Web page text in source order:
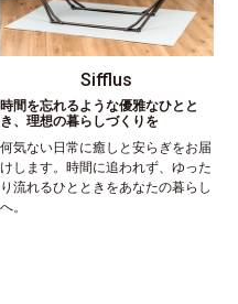
Sifflus
時間を忘れるような優雅なひとと
き、理想の暮らしづくりを
何気ない日常に癒しと安らぎをお届
けします。時間に追われず、ゆった
り流れるひとときをあなたの暮らし
へ。